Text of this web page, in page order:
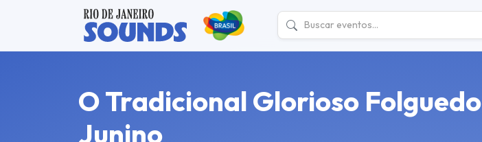
O Tradicional Glorioso Folguedo
Junino